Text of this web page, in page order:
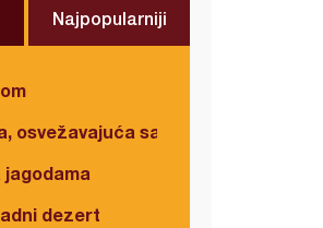
Najpopularniji
osvežavajuća salata
jagodama
dezert